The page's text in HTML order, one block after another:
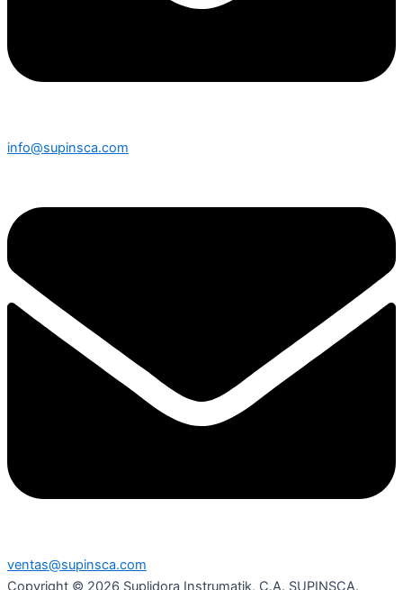
info@supinsca.com
ventas@supinsca.com
Copyright © 2026 Suplidora Instrumatik, C.A. SUPINSCA.